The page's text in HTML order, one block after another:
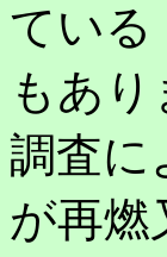
ている
もあ
調査に
が再燃